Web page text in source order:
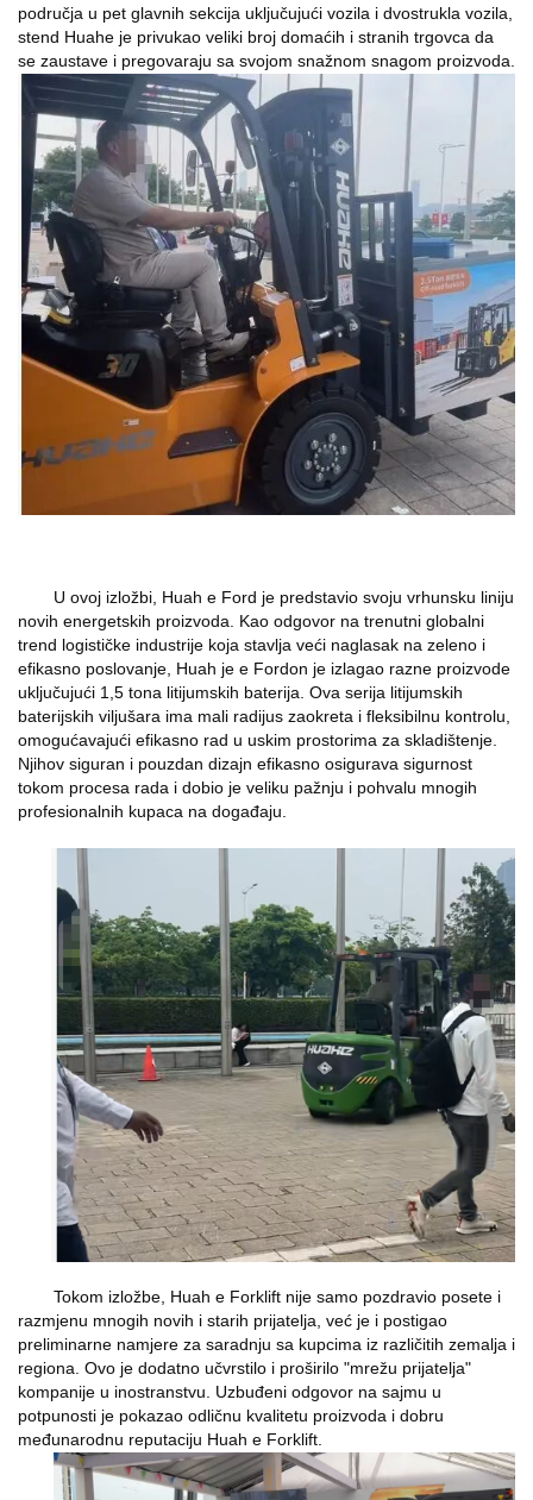
područja u pet glavnih sekcija uključujući vozila i dvostrukla vozila,
stend Huahe je privukao veliki broj domaćih i stranih trgovca da
se zaustave i pregovaraju sa svojom snažnom snagom proizvoda.
U ovoj izložbi, Huahe Ford je predstavio svoju vrhunsku liniju
novih energetskih proizvoda. Kao odgovor na trenutni globalni
trend logističke industrije koja stavlja veći naglasak na zeleno i
efikasno poslovanje, Huah je e Fordon je izlagao razne proizvode
uključujući 1,5 tona litijumskih baterija. Ova serija litijumskih
baterijskih viljušara ima mali radijus zaokreta i fleksibilnu kontrolu,
omogućavajući efikasno rad u uskim prostorima za skladištenje.
Njihov siguran i pouzdan dizajn efikasno osigurava sigurnost
tokom procesa rada i dobio je veliku pažnju i pohvalu mnogih
profesionalnih kupaca na događaju.
Tokom izložbe, Huahe Forklift nije samo pozdravio posete i
razmjenu mnogih novih i starih prijatelja, već je i postigao
preliminarne namjere za saradnju sa kupcima iz različitih zemalja i
regiona. Ovo je dodatno učvrstilo i proširilo "mrežu prijatelja"
kompanije u inostranstvu. Uzbuđeni odgovor na sajmu u
potpunosti je pokazao odličnu kvalitetu proizvoda i dobru
međunarodnu reputaciju Huah e Forklift.